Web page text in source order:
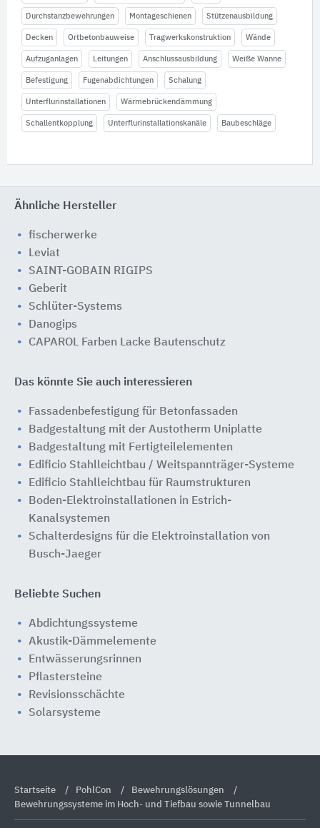
Durchstanzbewehrungen Montageschienen Stützenausbildung
Decken Ortbetonbauweise Tragwerkskonstruktion Wände
Aufzuganlagen Leitungen Anschlussausbildung Weiße Wanne
Befestigung Fugenabdichtungen Schalung
Unterflurinstallationen Wärmebrückendämmung
Schallentkopplung Unterflurinstallationskanäle Baubeschläge
Ähnliche Hersteller
fischerwerke
Leviat
SAINT-GOBAIN RIGIPS
Geberit
Schlüter-Systems
Danogips
CAPAROL Farben Lacke Bautenschutz
Das könnte Sie auch interessieren
Fassadenbefestigung für Betonfassaden
Badgestaltung mit der Austotherm Uniplatte
Badgestaltung mit Fertigteilelementen
Edificio Stahlleichtbau / Weitspannträger-Systeme
Edificio Stahlleichtbau für Raumstrukturen
Boden-Elektroinstallationen in Estrich-
Kanalsystemen
Schalterdesigns für die Elektroinstallation von
Busch-Jaeger
Beliebte Suchen
Abdichtungssysteme
Akustik-Dämmelemente
Entwässerungsrinnen
Pflastersteine
Revisionsschächte
Solarsysteme
Startseite PohlCon
Bewehrungslösungen
Bewehrungssysteme im Hoch- und Tiefbau sowie Tunnelbau